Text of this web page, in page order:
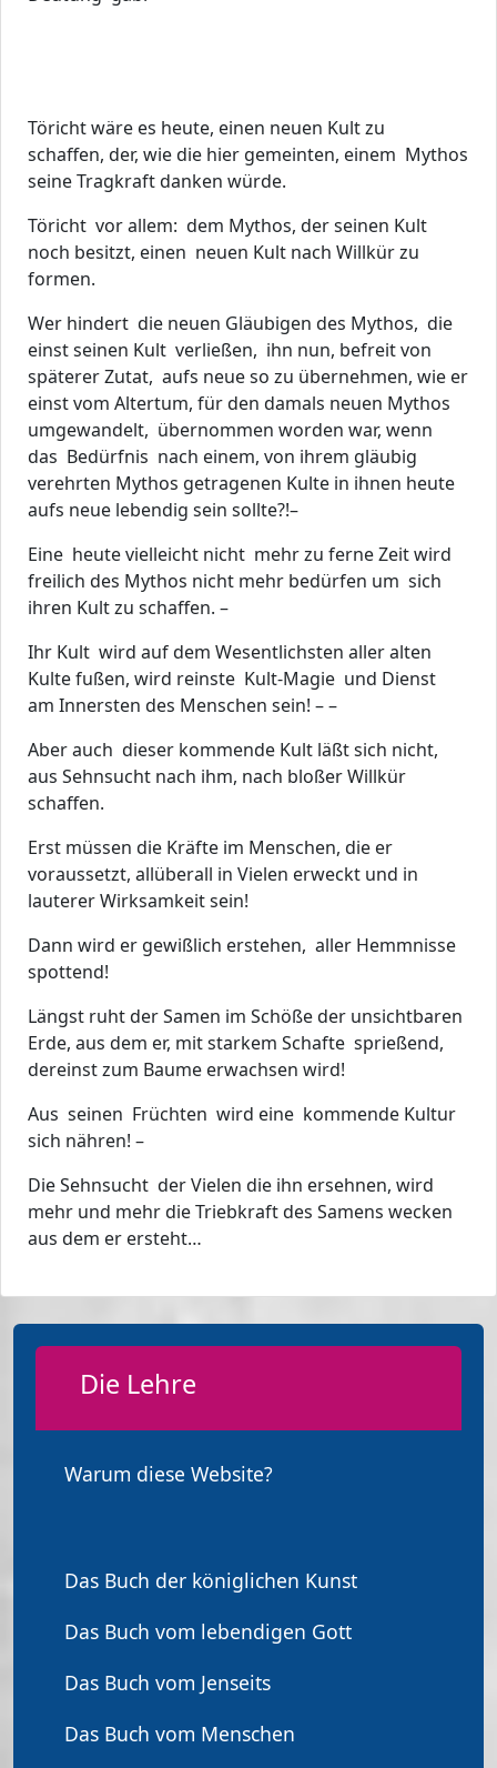
Die Lehre
Warum diese Website?
Das Buch der königlichen Kunst
Das Buch vom lebendigen Gott
Das Buch vom Jenseits
Das Buch vom Menschen
Töricht wäre es heute, einen neuen Kult zu
schaffen, der, wie die hier gemeinten, einem Mythos
seine Tragkraft danken würde.
Töricht vor allem: dem Mythos, der seinen Kult
noch besitzt, einen neuen Kult nach Willkür zu
formen.
Wer hindert die neuen Gläubigen des Mythos, die
einst seinen Kult verließen, ihn nun, befreit von
späterer Zutat, aufs neue so zu übernehmen, wie er
einst vom Altertum, für den damals neuen Mythos
umgewandelt, übernommen worden war, wenn
das Bedürfnis nach einem, von ihrem gläubig
verehrten Mythos getragenen Kulte in ihnen heute
aufs neue lebendig sein sollte?!–
Eine heute vielleicht nicht mehr zu ferne Zeit wird
freilich des Mythos nicht mehr bedürfen um sich
ihren Kult zu schaffen. –
Ihr Kult wird auf dem Wesentlichsten aller alten
Kulte fußen, wird reinste Kult-Magie und Dienst
am Innersten des Menschen sein! – –
Aber auch dieser kommende Kult läßt sich nicht,
aus Sehnsucht nach ihm, nach bloßer Willkür
schaffen.
Erst müssen die Kräfte im Menschen, die er
voraussetzt, allüberall in Vielen erweckt und in
lauterer Wirksamkeit sein!
Dann wird er gewißlich erstehen, aller Hemmnisse
spottend!
Längst ruht der Samen im Schöße der unsichtbaren
Erde, aus dem er, mit starkem Schafte sprießend,
dereinst zum Baume erwachsen wird!
Aus seinen Früchten wird eine kommende Kultur
sich nähren! –
Die Sehnsucht der Vielen die ihn ersehnen, wird
mehr und mehr die Triebkraft des Samens wecken
aus dem er ersteht…